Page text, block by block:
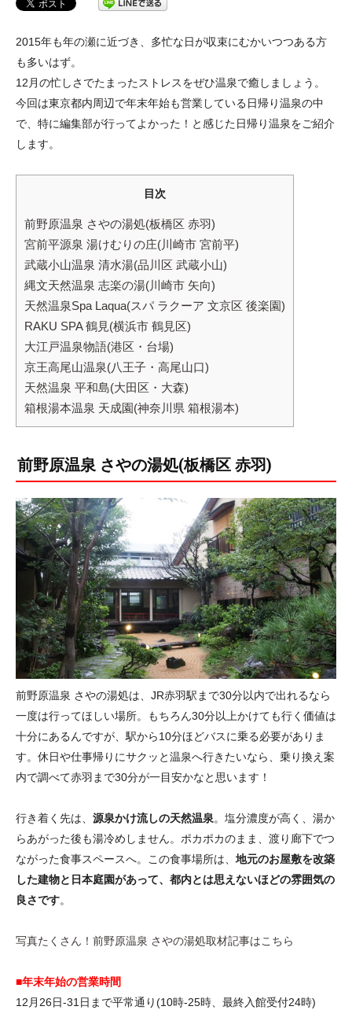
2015年も年の瀬に近づき、多忙な日が収束にむかいつつある方
も多いはず。
12月の忙しさでたまったストレスをぜひ温泉で癒しましょう。
今回は東京都内周辺で年末年始も営業している日帰り温泉の中
で、特に編集部が行ってよかった！と感じた日帰り温泉をご紹介
します。
目次
前野原温泉 さやの湯処(板橋区 赤羽)
宮前平源泉 湯けむりの庄(川崎市 宮前平)
武蔵小山温泉 清水湯(品川区 武蔵小山)
縄文天然温泉 志楽の湯(川崎市 矢向)
天然温泉Spa Laqua(スパ ラクーア 文京区 後楽園)
RAKU SPA 鶴見(横浜市 鶴見区)
大江戸温泉物語(港区・台場)
京王高尾山温泉(八王子・高尾山口)
天然温泉 平和島(大田区・大森)
箱根湯本温泉 天成園(神奈川県 箱根湯本)
前野原温泉 さやの湯処(板橋区 赤羽)
前野原温泉 さやの湯処は、JR赤羽駅まで30分以内で出れるなら
一度は行ってほしい場所。もちろん30分以上かけても行く価値は
十分にあるんですが、駅から10分ほどバスに乗る必要がありま
す。休日や仕事帰りにサクッと温泉へ行きたいなら、乗り換え案
内で調べて赤羽まで30分が一目安かなと思います！
行き着く先は、 源泉かけ流しの天然温泉。塩分濃度が高く、湯か
らあがった後も湯冷めしません。ポカポカのまま、渡り廊下でつ
ながった食事スペースへ。この食事場所は、 地元のお屋敷を改築
した建物と日本庭園があって、都内とは思えないほどの雰囲気の
良さです。
写真たくさん！前野原温泉 さやの湯処取材記事はこちら
■年末年始の営業時間
12月26日-31日まで平常通り(10時-25時、最終入館受付24時)